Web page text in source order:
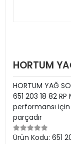
HORTUM
HORTUM YAĞ
651 203 18 82
performansı
parçadır
Ürün Kodu: 651